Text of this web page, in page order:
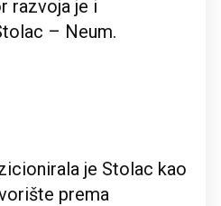
razvoja je i
– Neum.
je Stolac kao
prema